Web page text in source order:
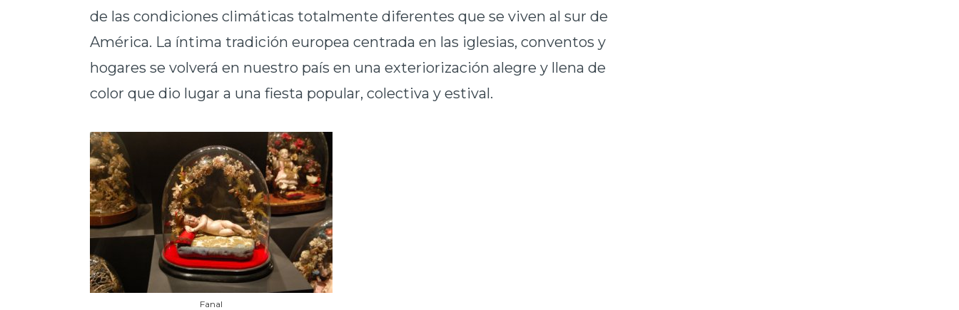
de las condiciones climáticas totalmente diferentes que se viven al sur de
América. La íntima tradición europea centrada en las iglesias, conventos y
hogares se volverá en nuestro país en una exteriorización alegre y llena de
color que dio lugar a una fiesta popular, colectiva y estival.
Fanal